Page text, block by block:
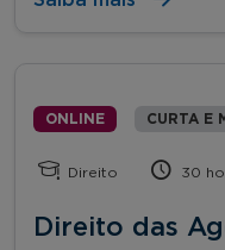
ONLINE CURTA E
Direito 30
Direito das